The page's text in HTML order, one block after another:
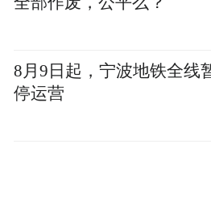
8月9日起，宁波地铁全线
停运营